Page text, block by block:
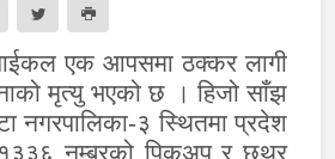
एक आपसमा ठक्कर लागी
मृत्यु भएको छ । हिजो साँझ
नगरपालिका-३ स्थितमा प्रदेश
नम्बरको पिकअप र छथर